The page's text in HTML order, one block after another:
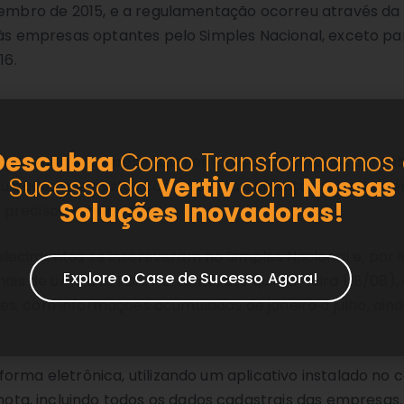
de 2015, e a regulamentação ocorreu através
empresas optantes pelo Simples Nacional, exceto
que representam empresas de serviços
que muitos contribuintes enfrentaram
ser enviado.
se inscreveram no Simples Nacional e, por
de uma DeSTDA. Portanto, até quinta-feira (18/08),
com informações acumuladas de janeiro a julho,
eletrônica, utilizando um aplicativo instalado no
incluindo todos os dados cadastrais das empresas.
Como Transformamos
Sucesso da Vertivcom Nossas
Soluções Inovadoras!
Explore o Case de Sucesso Agora!